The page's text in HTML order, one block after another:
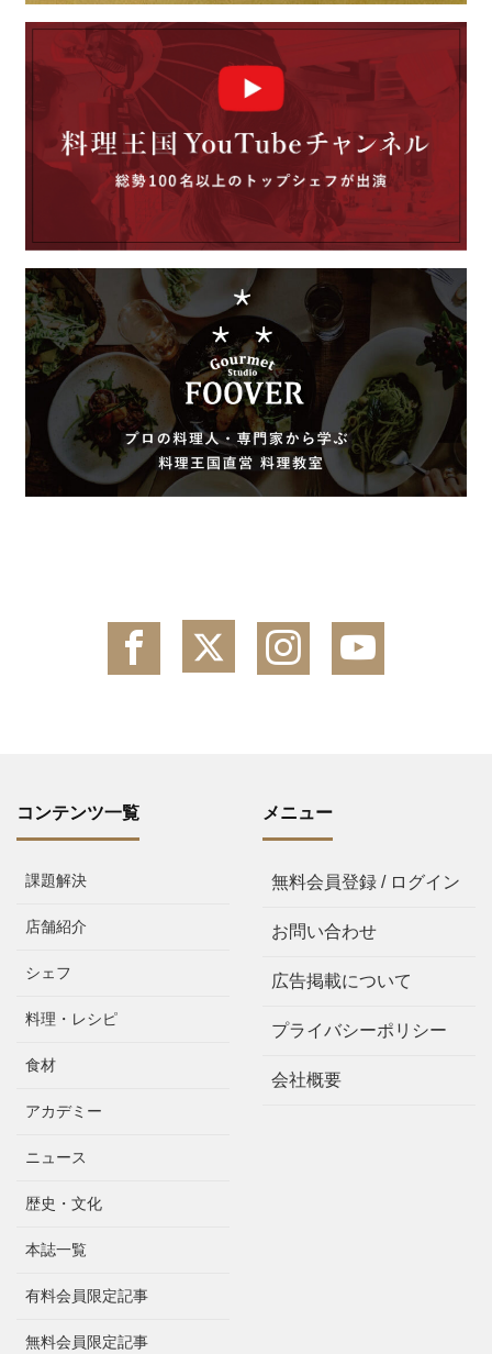
コンテンツ一覧
課題解決
店舗紹介
シェフ
料理・レシピ
食材
アカデミー
ニュース
歴史・文化
本誌一覧
有料会員限定記事
無料会員限定記事
メニュー
無料会員登録 / ログイン
お問い合わせ
広告掲載について
プライバシーポリシー
会社概要